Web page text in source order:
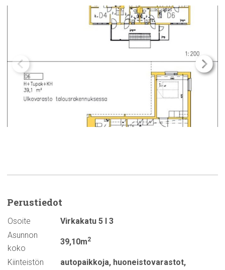
Perustiedot
Osoite
Virkakatu 5 I 3
Asunnon
koko
39,10m2
Kiinteistön
autopaikkoja, huoneistovarastot,